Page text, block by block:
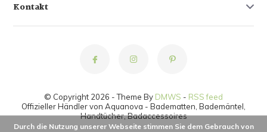
Kontakt
© Copyright 2026 - Theme By DMWS - RSS feed
Offizieller Händler von Aquanova - Badematten, Bademäntel,
Handtücher, Badaccessoires
Durch die Nutzung unserer Webseite stimmen Sie dem Gebrauch von